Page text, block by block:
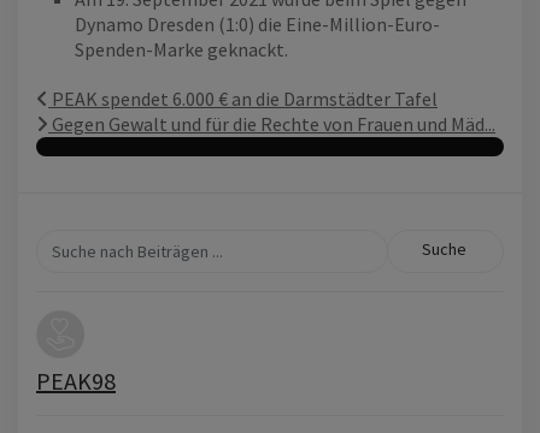
Dynamo Dresden (1:0) die Eine-Million-Euro-
Spenden-Marke geknackt.
PEAK spendet 6.000 € an die Darmstädter Tafel
Gegen Gewalt und für die Rechte von Frauen und Mäd...
Suche
PEAK98